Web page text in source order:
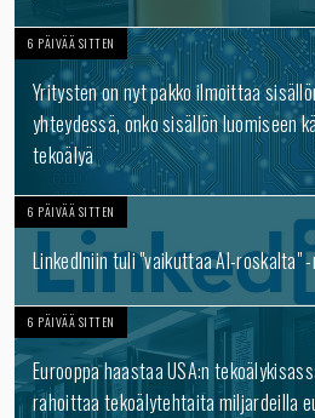
6 PÄIVÄÄ SITTEN
Yritysten on nyt pakko ilmoittaa
yhteydessä, onko sisällön luomiseen
tekoälyä
6 PÄIVÄÄ SITTEN
LinkedIniin tuli "vaikuttaa AI-roskalta"
6 PÄIVÄÄ SITTEN
Eurooppa haastaa USA:n
rahoittaa tekoälytehtaita miljardeilla